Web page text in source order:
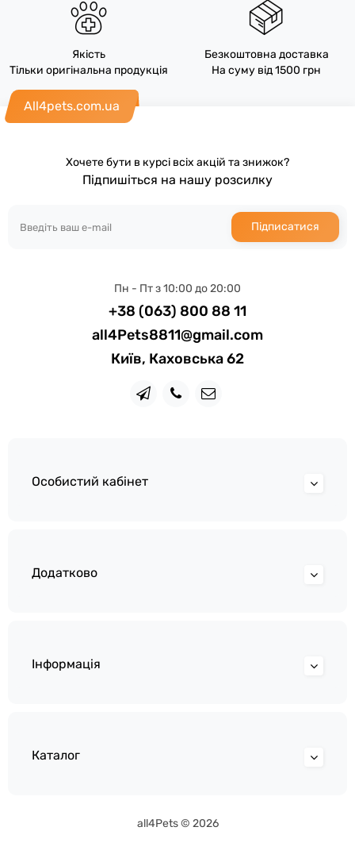
Якість
Тільки оригінальна продукція
Безкоштовна доставка
На суму від 1500 грн
All4pets.com.ua
Хочете бути в курсі всіх акцій та знижок?
Підпишіться на нашу розсилку
Підписатися
Пн - Пт з 10:00 до 20:00
+38 (063) 800 88 11
all4Pets8811@gmail.com
Київ, Каховська 62
Особистий кабінет
Додатково
Інформація
Каталог
all4Pets © 2026